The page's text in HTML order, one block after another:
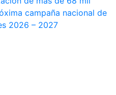
campaña nacional de
2026 – 2027